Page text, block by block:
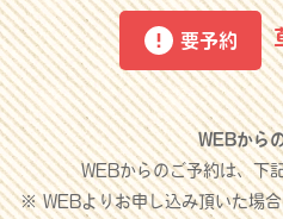
要予約
WEBから
WEBからのご予約は、下
※ WEBよりお申し込み頂いた場